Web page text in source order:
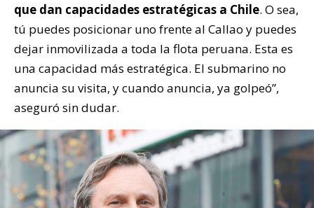
que dan capacidades estratégicas a Chile. O sea,
tú puedes posicionar uno frente al Callao y puedes
dejar inmovilizada a toda la flota peruana. Esta es
una capacidad más estratégica. El submarino no
anuncia su visita, y cuando anuncia, ya golpeó”,
aseguró sin dudar.